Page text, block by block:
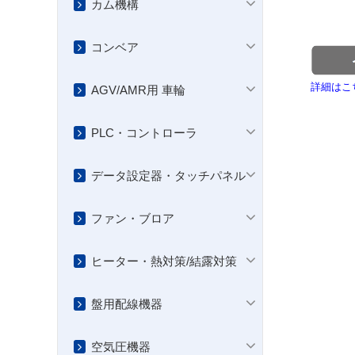
詳細は
カム機構
コンベア
AGV/AMR用 車輪
PLC・コントローラ
データ設定器・タッチパネル
ファン・ブロア
ヒーター・熱対策/結露対策
盤用配線機器
空気圧機器